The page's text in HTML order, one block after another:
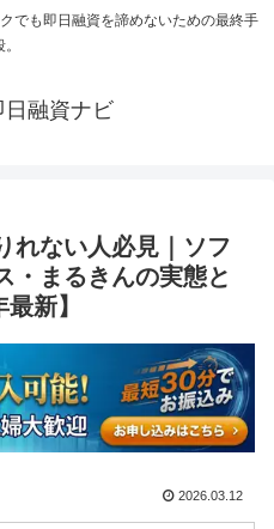
でも即日融資を諦めないための最終手
日融資ナビ
れない人必見｜ソフ
・まるきんの実態と
新】
2026.03.12